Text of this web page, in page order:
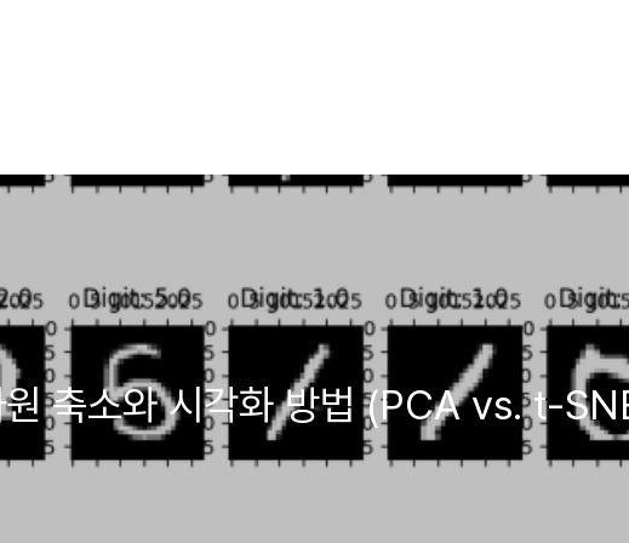
원 축소와 시각화 방법 (PCA vs. t-